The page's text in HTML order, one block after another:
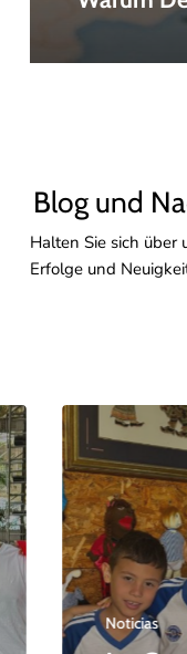
Blog und
Halten Sie sich über
Erfolge und
Noticias